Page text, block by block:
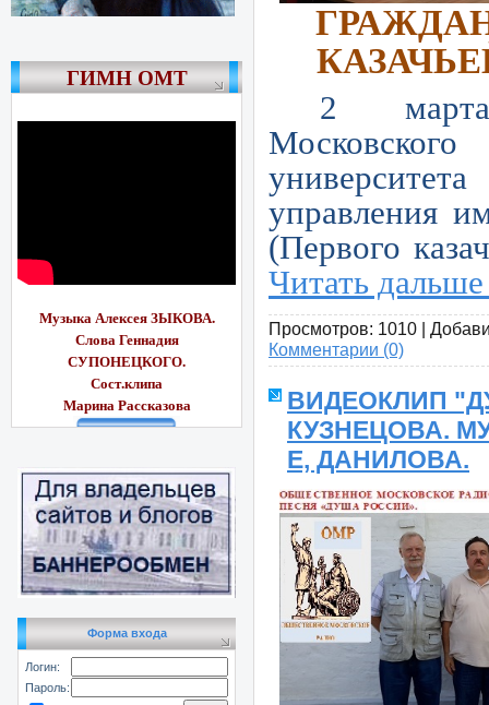
ГИМН ОМТ
Музыка Алексея ЗЫКОВА.
Слова Геннадия
СУПОНЕЦКОГО.
Сост.клипа
Марина Рассказова
Форма входа
Логин:
Пароль:
2
управления
(Первого
Читать
Просмотров: 1010 |
Комментарии (0)
ВИДЕОКЛИП
КУЗНЕЦОВА.
Е, ДАНИЛОВА.